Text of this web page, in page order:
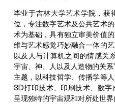
毕业于吉林大学艺术学院，获
位，专注数字艺术及公共艺术
术为基础，具有独立审美价值
维与艺术感觉巧妙融合一体的
以及人与计算机之间的情感关
宇宙、神、人以及人造物的关
主题，以科技哲学、传播学等
3D打印技术、印刷技术、数
呈现独特的宇宙观和对所处世界